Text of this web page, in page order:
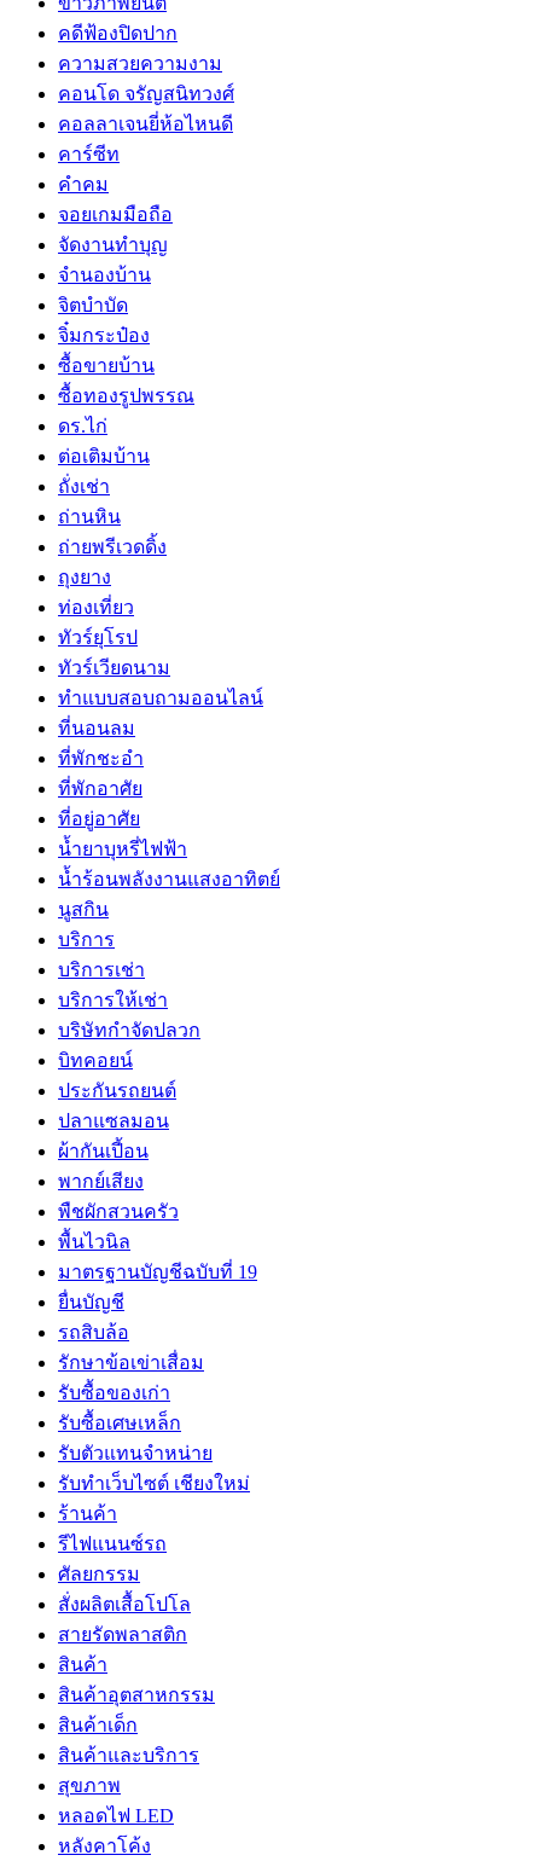
คดีฟ้องปิดปาก
ความสวยความงาม
คอนโด จรัญสนิทวงศ์
คอลลาเจนยี่ห้อไหนดี
คาร์ซีท
คำคม
จอยเกมมือถือ
จัดงานทำบุญ
จำนองบ้าน
จิตบำบัด
จิ๋มกระป๋อง
ซื้อขายบ้าน
ซื้อทองรูปพรรณ
ดร.ไก่
ต่อเติมบ้าน
ถั่งเช่า
ถ่านหิน
ถ่ายพรีเวดดิ้ง
ถุงยาง
ท่องเที่ยว
ทัวร์ยุโรป
ทัวร์เวียดนาม
ทำแบบสอบถามออนไลน์
ที่นอนลม
ที่พักชะอำ
ที่พักอาศัย
ที่อยู่อาศัย
น้ำยาบุหรี่ไฟฟ้า
น้ำร้อนพลังงานแสงอาทิตย์
นูสกิน
บริการ
บริการเช่า
บริการให้เช่า
บริษัทกำจัดปลวก
บิทคอยน์
ประกันรถยนต์
ปลาแซลมอน
ผ้ากันเปี้อน
พากย์เสียง
พืชผักสวนครัว
พื้นไวนิล
มาตรฐานบัญชีฉบับที่ 19
ยื่นบัญชี
รถสิบล้อ
รักษาข้อเข่าเสื่อม
รับซื้อของเก่า
รับซื้อเศษเหล็ก
รับตัวแทนจำหน่าย
รับทำเว็บไซต์ เชียงใหม่
ร้านค้า
รีไฟแนนซ์รถ
ศัลยกรรม
สั่งผลิตเสื้อโปโล
สายรัดพลาสติก
สินค้า
สินค้าอุตสาหกรรม
สินค้าเด็ก
สินค้าและบริการ
สุขภาพ
หลอดไฟ LED
หลังคาโค้ง